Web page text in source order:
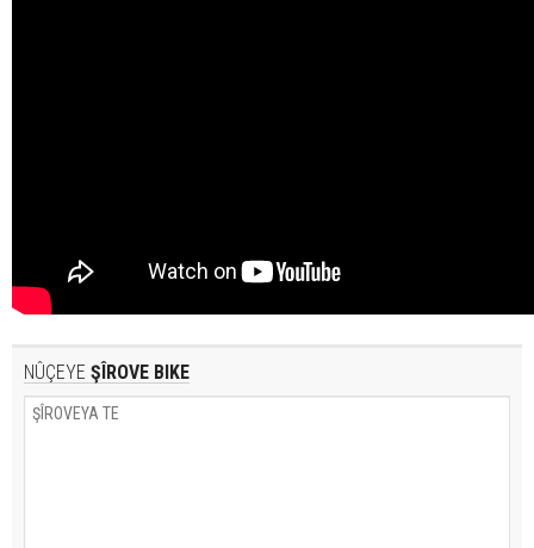
NÛÇEYE ŞÎROVE BIKE